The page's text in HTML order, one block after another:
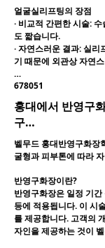
얼굴실리프팅의 장점
· 비교적 간편한 시술: 수
도 짧습니다.
·자연스러운 결과:실리
기 때문에 외관상 자연
…
678051
홍대에서 반영구
구…
벨무드 홍대반영구화장
굴형과 피부톤에 따라
반영구화장이란?
반영구화장은 일정 기
등에 적용됩니다. 이 시
를 제공합니다. 고객의
자인을 제공하는 것이